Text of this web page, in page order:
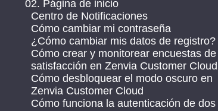
02. Página de inicio
Centro de Notificaciones
Cómo cambiar mi contraseña
¿Cómo cambiar mis datos de registro?
Cómo crear y monitorear encuestas de
satisfacción en Zenvia Customer Cloud
Cómo desbloquear el modo oscuro en
Zenvia Customer Cloud
Cómo funciona la autenticación de dos